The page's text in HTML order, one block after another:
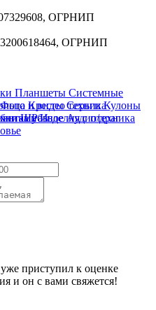
ОГРНИП
ОГРНИП
Планшеты Системные
Фото и видео техника
РазноеАудиотехника
КрестыСерьгиКулоны
Изделия с п/драг
Шубы
приступил к оценке
и он с вами свяжется!